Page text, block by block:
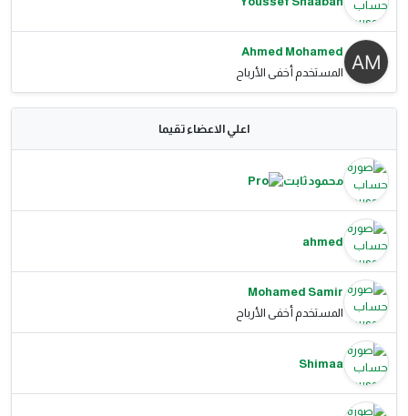
Ahmed Mohamed
المستخدم أخفى الأرباح
اعلي الاعضاء تقيما
محمود ثابت
ahmed
Mohamed Samir
المستخدم أخفى الأرباح
Shimaa